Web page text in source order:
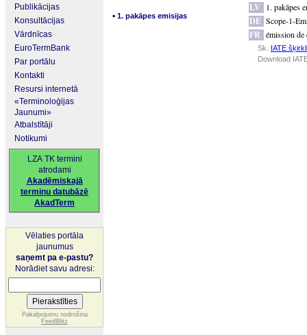
Publikācijas
Konsultācijas
Vārdnīcas
EuroTermBank
Par portālu
Kontakti
Resursi internetā
«Terminoloģijas
Jaunumi»
Atbalstītāji
Notikumi
LZA TK termini
atrodami
Akadēmiskajā
terminu datubāzē
AkadTerm
Vēlaties portāla
jaunumus
saņemt pa e-pastu?
Norādiet savu adresi:
Pakalpojumu nodrošina
FeedBlitz
▪ 1. pakāpes emisijas
LV 1. pakāpes
DE Scope-1-
FR émission de
Sk. IATE šķirkli
Download